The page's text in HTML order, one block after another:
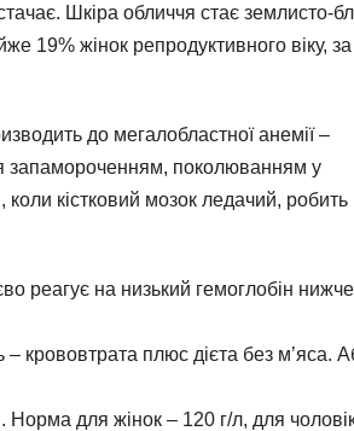
Шкіра обличчя стає землисто-
19% жінок репродуктивного віку, за
до мегалобластної анемії –
запамороченням, поколюванням у
кістковий мозок ледачий, робить
реагує на низький гемоглобін
– крововтрата плюс дієта без м’яса.
для жінок – 120 г/л, для